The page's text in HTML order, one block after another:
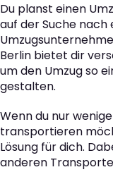
Du planst einen
auf der Suche nach
Berlin bietet dir
um den Umzug so
gestalten.
Wenn du nur
transportieren
Lösung für dich.
anderen